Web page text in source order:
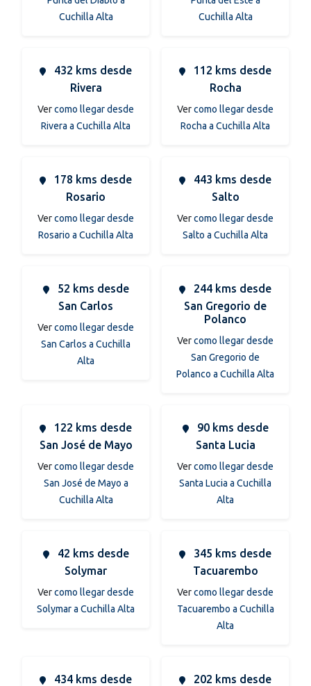
Cuchilla Alta
Cuchilla Alta
432 kms desde
Rivera
Vercomo llegar desde
Rivera a Cuchilla Alta
112 kms desde
Rocha
Vercomo llegar desde
Rocha a Cuchilla Alta
178 kms desde
Rosario
Vercomo llegar desde
Rosario a Cuchilla Alta
443 kms desde
Salto
Vercomo llegar desde
Salto a Cuchilla Alta
52 kms desde
San Carlos
Vercomo llegar desde
San Carlos a Cuchilla
Alta
244 kms desde
San Gregorio de
Polanco
Vercomo llegar desde
San Gregorio de
Polanco a Cuchilla Alta
122 kms desde
San José de Mayo
Vercomo llegar desde
San José de Mayo a
Cuchilla Alta
90 kms desde
Santa Lucia
Vercomo llegar desde
Santa Lucia a Cuchilla
Alta
42 kms desde
Solymar
Vercomo llegar desde
Solymar a Cuchilla Alta
345 kms desde
Tacuarembo
Vercomo llegar desde
Tacuarembo a Cuchilla
Alta
434 kms desde
202 kms desde